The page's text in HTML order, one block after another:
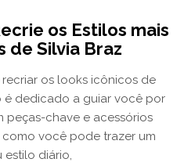
os Estilos mais
de Silvia Braz
os looks icônicos de
é dedicado a guiar você por
peças-chave e acessórios
você pode trazer um
estilo diário,